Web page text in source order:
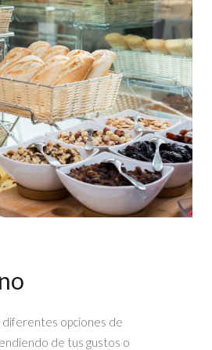
diferentes opciones de
de tus gustos o